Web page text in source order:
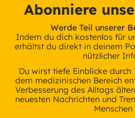
Abonniere
Werde Teil unserer
Indem du dich kostenlos für
erhältst du direkt in deinem
nützlicher
Du wirst tiefe Einblicke
dem medizinischen Bereich
Verbesserung des Alltags
neuesten Nachrichten und